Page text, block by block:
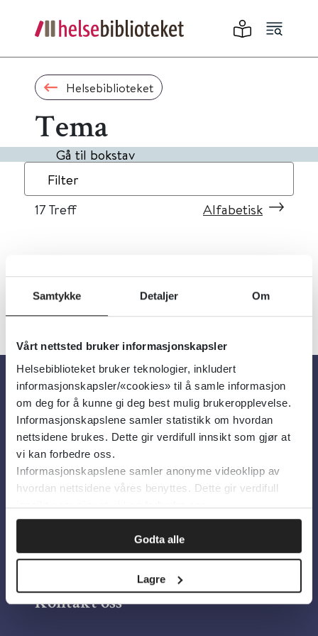
Samtykke Detaljer Om
Vårt nettsted bruker informasjonskapsler
Helsebiblioteket bruker teknologier, inkludert
informasjonskapsler/«cookies» til å samle informasjon
om deg for å kunne gi deg best mulig brukeropplevelse.
Informasjonskapslene samler statistikk om hvordan
nettsidene brukes. Dette gir verdifull innsikt som gjør at
vi kan forbedre oss.
Informasjonskapslene samler anonyme videoklipp av
hvordan nettsidene våres benyttes. Dette gir verdifull
innsikt som gjør at vi kan forbedre oss.
Godta alle
Lagre
Helsebiblioteket
Tema
Gå til bokstav
Filter
17Treff Alfabetisk
« 1
Om oss
Om Helsebiblioteket
Personvern og informasjonskapsler
Tilgjengelighetserklæring
Information in English
Bilder fra Colourbox.com
Kontakt oss